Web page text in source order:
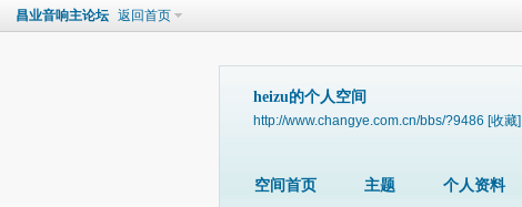
昌业音响主论坛 返回首页
heizu的个人空间
http://www.changye.com.cn/bbs/?9486 [收藏]
空间首页 主题 个人资料